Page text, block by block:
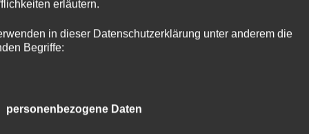
erläutern.
in dieser Datenschutzerklärung unter anderem die
Begriffe:
Daten